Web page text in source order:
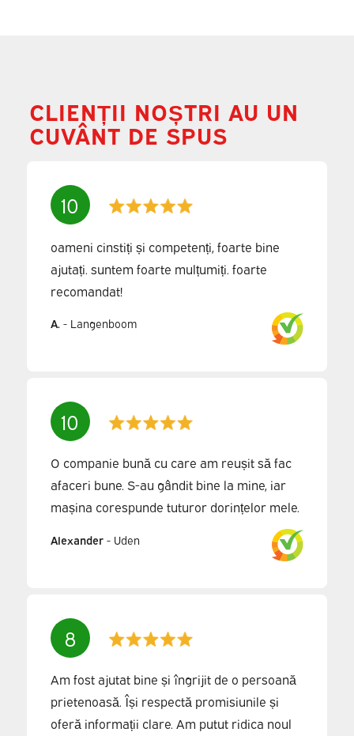
CLIENȚII NOȘTRI AU UN
CUVÂNT DE SPUS
10
oameni cinstiți și competenți, foarte bine
ajutați. suntem foarte mulțumiți. foarte
recomandat!
A.- Langenboom
10
O companie bună cu care am reușit să fac
afaceri bune. S-au gândit bine la mine, iar
mașina corespunde tuturor dorințelor mele.
Alexander- Uden
8
Am fost ajutat bine și îngrijit de o persoană
prietenoasă. Își respectă promisiunile și
oferă informații clare. Am putut ridica noul